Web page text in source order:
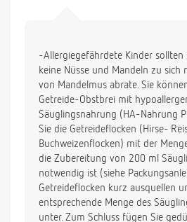
-Allergiegefährdete Kinder sollten
keine Nüsse und Mandeln zu sich
von Mandelmus abrate. Sie
Getreide-Obstbrei mit
Säuglingsnahrung (HA-Nahrung
Sie die Getreideflocken (Hirse-
Buchweizenflocken) mit der
die Zubereitung von 200 ml
notwendig ist (siehe
Getreideflocken kurz ausquellen
entsprechende Menge des
unter. Zum Schluss fügen Sie